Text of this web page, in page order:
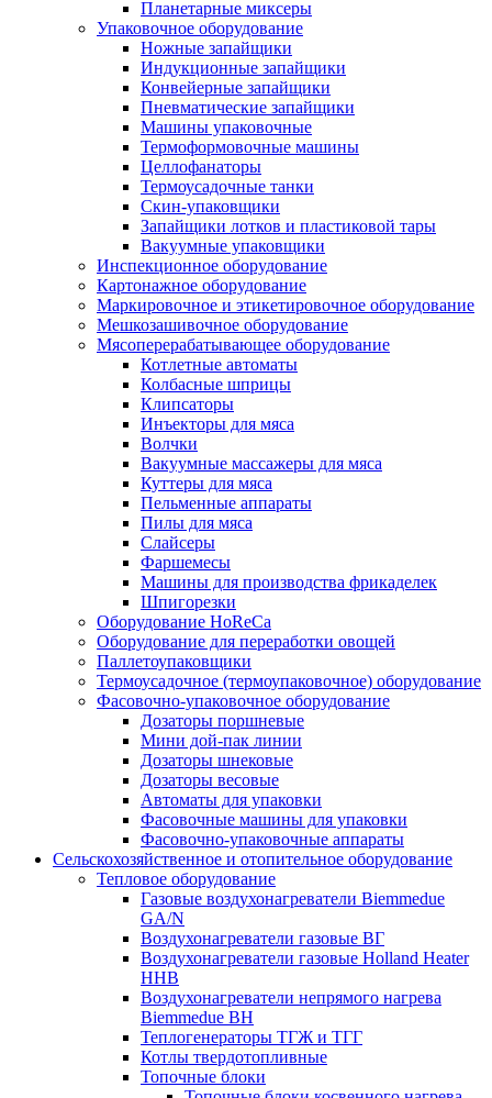
Планетарные миксеры
Упаковочное оборудование
Ножные запайщики
Индукционные запайщики
Конвейерные запайщики
Пневматические запайщики
Машины упаковочные
Термоформовочные машины
Целлофанаторы
Термоусадочные танки
Скин-упаковщики
Запайщики лотков и пластиковой тары
Вакуумные упаковщики
Инспекционное оборудование
Картонажное оборудование
Маркировочное и этикетировочное оборудование
Мешкозашивочное оборудование
Мясоперерабатывающее оборудование
Котлетные автоматы
Колбасные шприцы
Клипсаторы
Инъекторы для мяса
Волчки
Вакуумные массажеры для мяса
Куттеры для мяса
Пельменные аппараты
Пилы для мяса
Слайсеры
Фаршемесы
Машины для производства фрикаделек
Шпигорезки
Оборудование HoReCa
Оборудование для переработки овощей
Паллетоупаковщики
Термоусадочное (термоупаковочное) оборудование
Фасовочно-упаковочное оборудование
Дозаторы поршневые
Мини дой-пак линии
Дозаторы шнековые
Дозаторы весовые
Автоматы для упаковки
Фасовочные машины для упаковки
Фасовочно-упаковочные аппараты
Сельскохозяйственное и отопительное оборудование
Тепловое оборудование
Газовые воздухонагреватели Biemmedue
GA/N
Воздухонагреватели газовые ВГ
Воздухонагреватели газовые Holland Heater
HHB
Воздухонагреватели непрямого нагрева
Biemmedue BH
Теплогенераторы ТГЖ и ТГГ
Котлы твердотопливные
Топочные блоки